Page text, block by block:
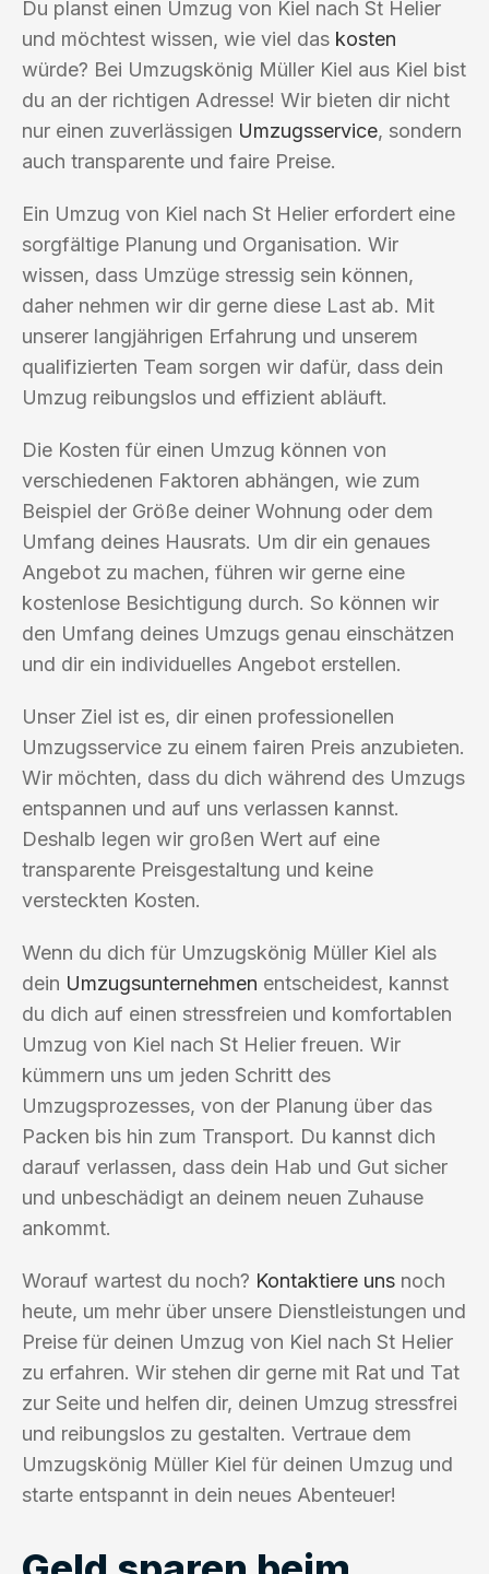
Du planst einen Umzug von Kiel nach St Helier
und möchtest wissen, wie viel das kosten
würde? Bei Umzugskönig Müller Kiel aus Kiel bist
du an der richtigen Adresse! Wir bieten dir nicht
nur einen zuverlässigen Umzugsservice, sondern
auch transparente und faire Preise.
Ein Umzug von Kiel nach St Helier erfordert eine
sorgfältige Planung und Organisation. Wir
wissen, dass Umzüge stressig sein können,
daher nehmen wir dir gerne diese Last ab. Mit
unserer langjährigen Erfahrung und unserem
qualifizierten Team sorgen wir dafür, dass dein
Umzug reibungslos und effizient abläuft.
Die Kosten für einen Umzug können von
verschiedenen Faktoren abhängen, wie zum
Beispiel der Größe deiner Wohnung oder dem
Umfang deines Hausrats. Um dir ein genaues
Angebot zu machen, führen wir gerne eine
kostenlose Besichtigung durch. So können wir
den Umfang deines Umzugs genau einschätzen
und dir ein individuelles Angebot erstellen.
Unser Ziel ist es, dir einen professionellen
Umzugsservice zu einem fairen Preis anzubieten.
Wir möchten, dass du dich während des Umzugs
entspannen und auf uns verlassen kannst.
Deshalb legen wir großen Wert auf eine
transparente Preisgestaltung und keine
versteckten Kosten.
Wenn du dich für Umzugskönig Müller Kiel als
dein Umzugsunternehmen entscheidest, kannst
du dich auf einen stressfreien und komfortablen
Umzug von Kiel nach St Helier freuen. Wir
kümmern uns um jeden Schritt des
Umzugsprozesses, von der Planung über das
Packen bis hin zum Transport. Du kannst dich
darauf verlassen, dass dein Hab und Gut sicher
und unbeschädigt an deinem neuen Zuhause
ankommt.
Worauf wartest du noch? Kontaktiere uns noch
heute, um mehr über unsere Dienstleistungen und
Preise für deinen Umzug von Kiel nach St Helier
zu erfahren. Wir stehen dir gerne mit Rat und Tat
zur Seite und helfen dir, deinen Umzug stressfrei
und reibungslos zu gestalten. Vertraue dem
Umzugskönig Müller Kiel für deinen Umzug und
starte entspannt in dein neues Abenteuer!